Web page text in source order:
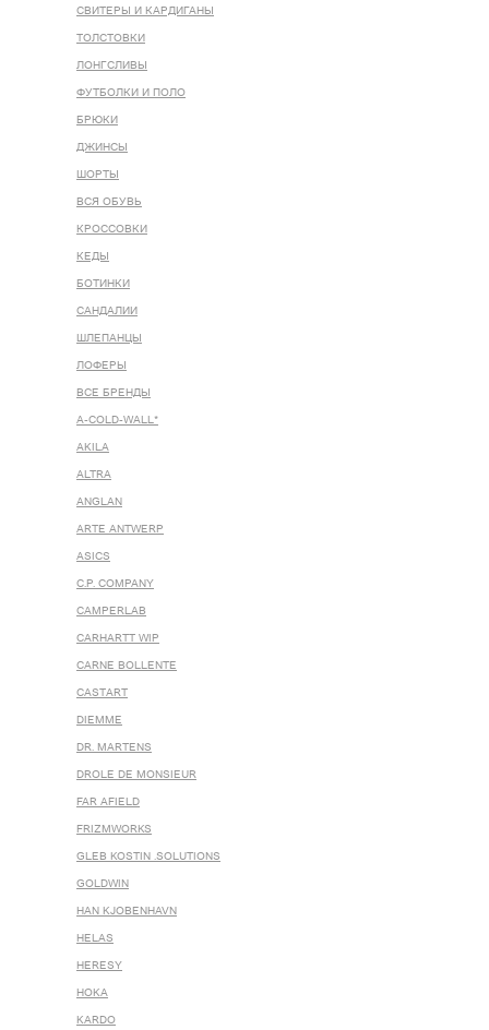
СВИТЕРЫ И КАРДИГАНЫ
ТОЛСТОВКИ
ЛОНГСЛИВЫ
ФУТБОЛКИ И ПОЛО
БРЮКИ
ДЖИНСЫ
ШОРТЫ
ВСЯ ОБУВЬ
КРОССОВКИ
КЕДЫ
БОТИНКИ
САНДАЛИИ
ШЛЕПАНЦЫ
ЛОФЕРЫ
ВСЕ БРЕНДЫ
A-COLD-WALL*
AKILA
ALTRA
ANGLAN
ARTE ANTWERP
ASICS
C.P. COMPANY
CAMPERLAB
CARHARTT WIP
CARNE BOLLENTE
CASTART
DIEMME
DR. MARTENS
DROLE DE MONSIEUR
FAR AFIELD
FRIZMWORKS
GLEB KOSTIN .SOLUTIONS
GOLDWIN
HAN KJOBENHAVN
HELAS
HERESY
HOKA
KARDO